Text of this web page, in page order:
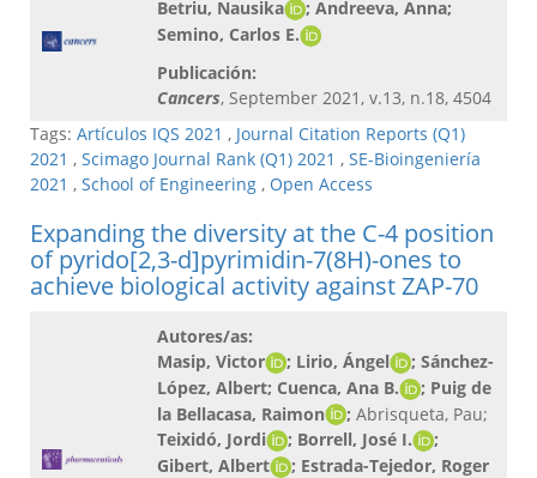
Betriu, Nausika
; Andreeva, Anna;
Semino, Carlos E.
Publicación:
Cancers, September 2021, v.13, n.18, 4504
Tags: Artículos IQS 2021 , Journal Citation Reports (Q1)
2021 , Scimago Journal Rank (Q1) 2021 , SE-Bioingeniería
2021 , School of Engineering , Open Access
Expanding the diversity at the C-4 position
of pyrido[2,3-d]pyrimidin-7(8H)-ones to
achieve biological activity against ZAP-70
Autores/as:
Masip, Victor
; Lirio, Ángel
; Sánchez-
López, Albert; Cuenca, Ana B.
; Puig de
la Bellacasa, Raimon
; Abrisqueta, Pau;
Teixidó, Jordi
; Borrell, José I.
;
Gibert, Albert
; Estrada-Tejedor, Roger